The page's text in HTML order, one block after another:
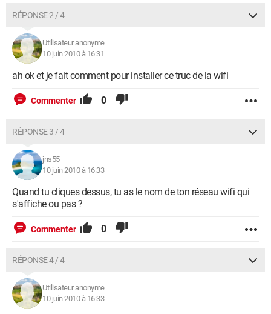
RÉPONSE 2 / 4
Utilisateur anonyme
10 juin 2010 à 16:31
ah ok et je fait comment pour installer ce truc de la wifi
Commenter 0
RÉPONSE 3 / 4
jns55
10 juin 2010 à 16:33
Quand tu cliques dessus, tu as le nom de ton réseau wifi qui
s'affiche ou pas ?
Commenter 0
RÉPONSE 4 / 4
Utilisateur anonyme
10 juin 2010 à 16:33